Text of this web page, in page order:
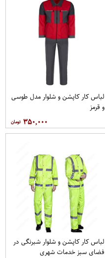
لباس کار کاپشن و شلوار مدل طوسی
و قرمز
۳۵۰,۰۰۰
لباس کار کاپشن و شلوار شبرنگی در
فضای سبز خدمات شهری